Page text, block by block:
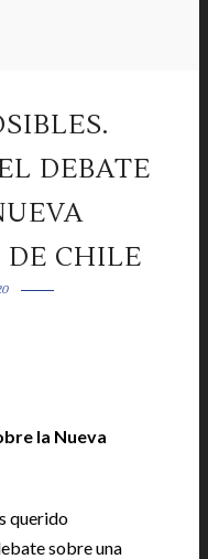
DEBATE
CHILE
la Nueva
querido
sobre una